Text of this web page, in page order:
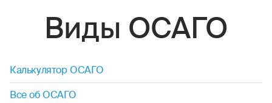
Виды ОСАГО
Калькулятор ОСАГО
Все об ОСАГО